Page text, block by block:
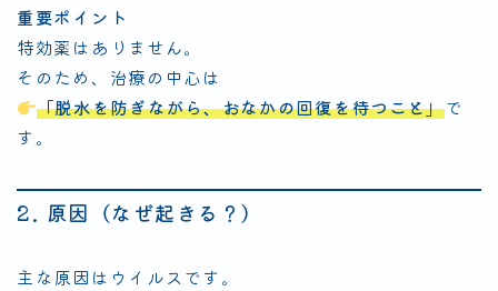
重要ポイント
特効薬はありません。
そのため、治療の中心は
「脱水を防ぎながら、おなかの回復を待つこと」で
す。
2. 原因（なぜ起きる？）
主な原因はウイルスです。